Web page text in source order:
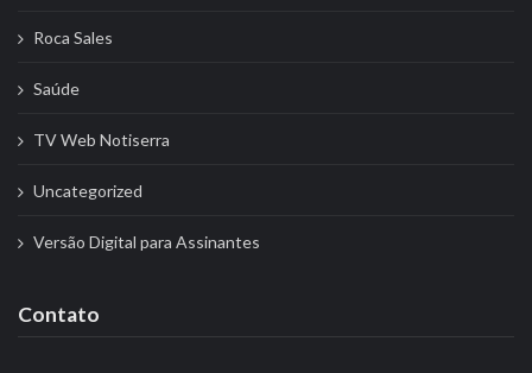
Roca Sales
Saúde
TV Web Notiserra
Uncategorized
Versão Digital para Assinantes
Contato